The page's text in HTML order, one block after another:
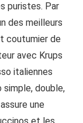
puristes. Par
des meilleurs
coutumier de
avec Krups
italiennes
double,
une